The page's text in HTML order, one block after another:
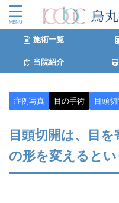
施術一覧
当院紹介
症例写真 目の手術 目頭切
目頭切開は、目
の形を変えると